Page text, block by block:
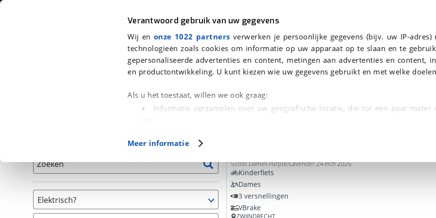
Verantwoord gebruik van uw gegevens
Wij en onze 1022 partners verwerken je persoonlijke gegevens (bijv. uw IP-adres)
technologieën zoals cookies om informatie op uw apparaat op te slaan en te
gepersonaliseerde advertenties en content, metingen aan advertenties en content,
en productontwikkeling. U kunt kiezen wie uw gegevens gebruikt en met welke
Als u het toestaat, willen we ook graag:
Informatie verzamelen over uw geografische locatie, die tot een paar meter
(fingerprinting)
in. U kunt uw toestemming op elk moment wijzigen of
Cookieverklaring.
Met cookies en vergelijkbare technieken zorgen we voor een betere en meer
Functionele cookies zorgen ervoor dat de website goed werkt. Ook gebruiken we
Meer informatie
Auto Fiets Motor
We hebben 1 fiets voor je gevonden
Zoeken
Elektrisch?
Niet elektrisch (1)
Scool Dames Purple/Lavender 24 inch 2026
Kinderfiets
Dames
3 versnellingen
VBrake
ZWIJNDRECHT